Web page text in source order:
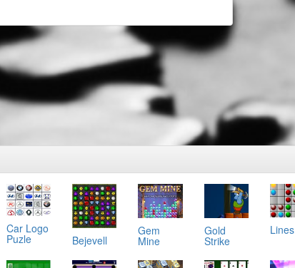
Car Logo
Puzle Bejevell
Gem
Mine
Gold
Strike
Lines